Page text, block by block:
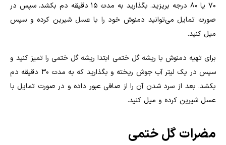
۷۰ یا ۸۰ درجه بریزید. بگذارید به مدت ۱۵ دقیقه دم بکشد. سپس در
صورت تمایل می‌توانید دمنوش خود را با عسل شیرین کرده و سپس
میل کنید.
برای تهیه دمنوش با ریشه گل ختمی ابتدا ریشه گل ختمی را تمیز کنید و
سپس در یک لیتر آب جوش ریخته و بگذارید که به مدت ۳۰ دقیقه دم
بکشد. بعد از سرد شدن آن را از صافی عبور داده و در صورت تمایل با
عسل شیرین کرده و میل کنید‌.
مضرات گل ختمی